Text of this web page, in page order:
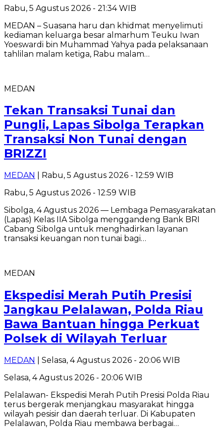
Rabu, 5 Agustus 2026 - 21:34 WIB
MEDAN – Suasana haru dan khidmat menyelimuti
kediaman keluarga besar almarhum Teuku Iwan
Yoeswardi bin Muhammad Yahya pada pelaksanaan
tahlilan malam ketiga, Rabu malam…
MEDAN
Tekan Transaksi Tunai dan
Pungli, Lapas Sibolga Terapkan
Transaksi Non Tunai dengan
BRIZZI
MEDAN
| Rabu, 5 Agustus 2026 - 12:59 WIB
Rabu, 5 Agustus 2026 - 12:59 WIB
Sibolga, 4 Agustus 2026 — Lembaga Pemasyarakatan
(Lapas) Kelas IIA Sibolga menggandeng Bank BRI
Cabang Sibolga untuk menghadirkan layanan
transaksi keuangan non tunai bagi…
MEDAN
Ekspedisi Merah Putih Presisi
Jangkau Pelalawan, Polda Riau
Bawa Bantuan hingga Perkuat
Polsek di Wilayah Terluar
MEDAN
| Selasa, 4 Agustus 2026 - 20:06 WIB
Selasa, 4 Agustus 2026 - 20:06 WIB
Pelalawan- Ekspedisi Merah Putih Presisi Polda Riau
terus bergerak menjangkau masyarakat hingga
wilayah pesisir dan daerah terluar. Di Kabupaten
Pelalawan, Polda Riau membawa berbagai…